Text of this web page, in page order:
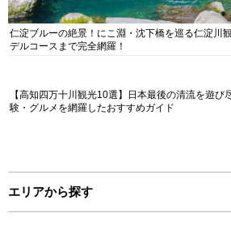
仁淀ブルーの絶景！にこ淵・沈下橋を巡る仁淀川
デルコースまで完全網羅！
【高知四万十川観光10選】日本最後の清流を遊び
験・グルメを網羅したおすすめガイド
エリアから探す